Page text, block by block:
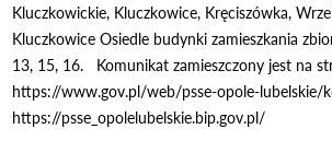
Kluczkowickie, Kluczkowice, Kręciszówka,
Kluczkowice Osiedle budynki zamieszkania
13, 15, 16. Komunikat zamieszczony jest na
https://www.gov.pl/web/psse-opole-lubelskie/
https://psse_opolelubelskie.bip.gov.pl/